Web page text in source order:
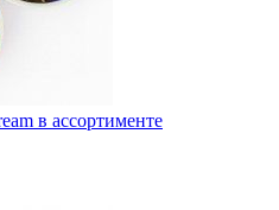
в ассортименте